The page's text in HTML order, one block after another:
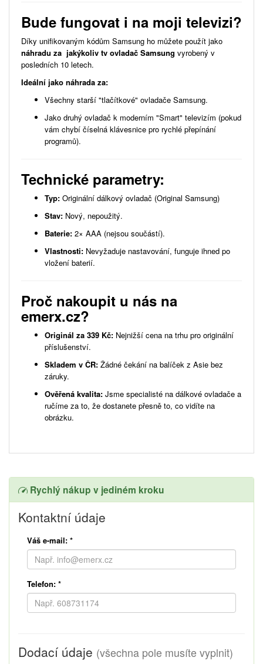
Bude fungovat i na moji televizi?
Díky unifikovaným kódům Samsung ho můžete použít jako
náhradu za jakýkoliv tv ovladač Samsung vyrobený v
posledních 10 letech.
Ideální jako náhrada za:
Všechny starší "tlačítkové" ovladače Samsung.
Jako druhý ovladač k moderním "Smart" televizím (pokud
vám chybí číselná klávesnice pro rychlé přepínání
programů).
Technické parametry:
Typ: Originální dálkový ovladač (Original Samsung)
Stav: Nový, nepoužitý.
Baterie: 2× AAA (nejsou součástí).
Vlastnosti: Nevyžaduje nastavování, funguje ihned po
vložení baterií.
Proč nakoupit u nás na
emerx.cz?
Originál za 339 Kč: Nejnižší cena na trhu pro originální
příslušenství.
Skladem v ČR: Žádné čekání na balíček z Asie bez
záruky.
Ověřená kvalita: Jsme specialisté na dálkové ovladače a
ručíme za to, že dostanete přesně to, co vidíte na
obrázku.
Rychlý nákup v jediném kroku
Kontaktní údaje
Váš e-mail: *
Telefon: *
Dodací údaje (všechna pole musíte vyplnit)